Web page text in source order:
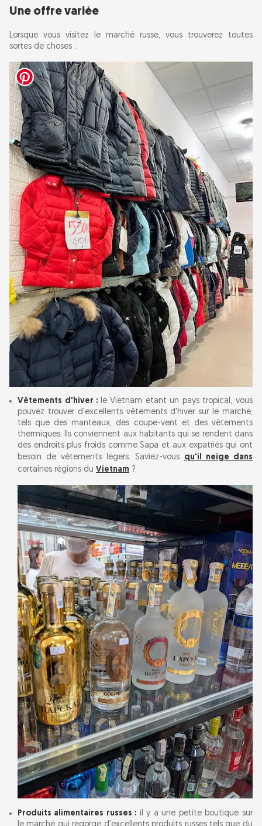
Une offre variée
Lorsque vous visitez le marché russe, vous trouverez toutes
sortes de choses :
Vêtements d'hiver : le Vietnam étant un pays tropical, vous
pouvez trouver d'excellents vêtements d'hiver sur le marché,
tels que des manteaux, des coupe-vent et des vêtements
thermiques. Ils conviennent aux habitants qui se rendent dans
des endroits plus froids comme Sapa et aux expatriés qui ont
besoin de vêtements légers. Saviez-vous qu'il neige dans
certaines régions du Vietnam ?
Produits alimentaires russes : il y a une petite boutique sur